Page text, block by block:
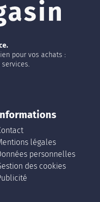
pour vos achats :
légales
personnelles
des cookies